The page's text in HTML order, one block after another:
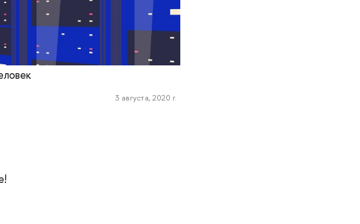
3 августа, 2020 г.